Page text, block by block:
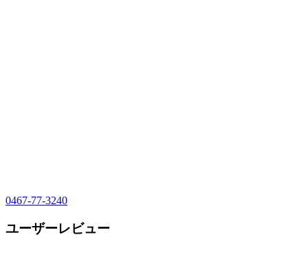
0467-77-3240
ユーザーレビュー